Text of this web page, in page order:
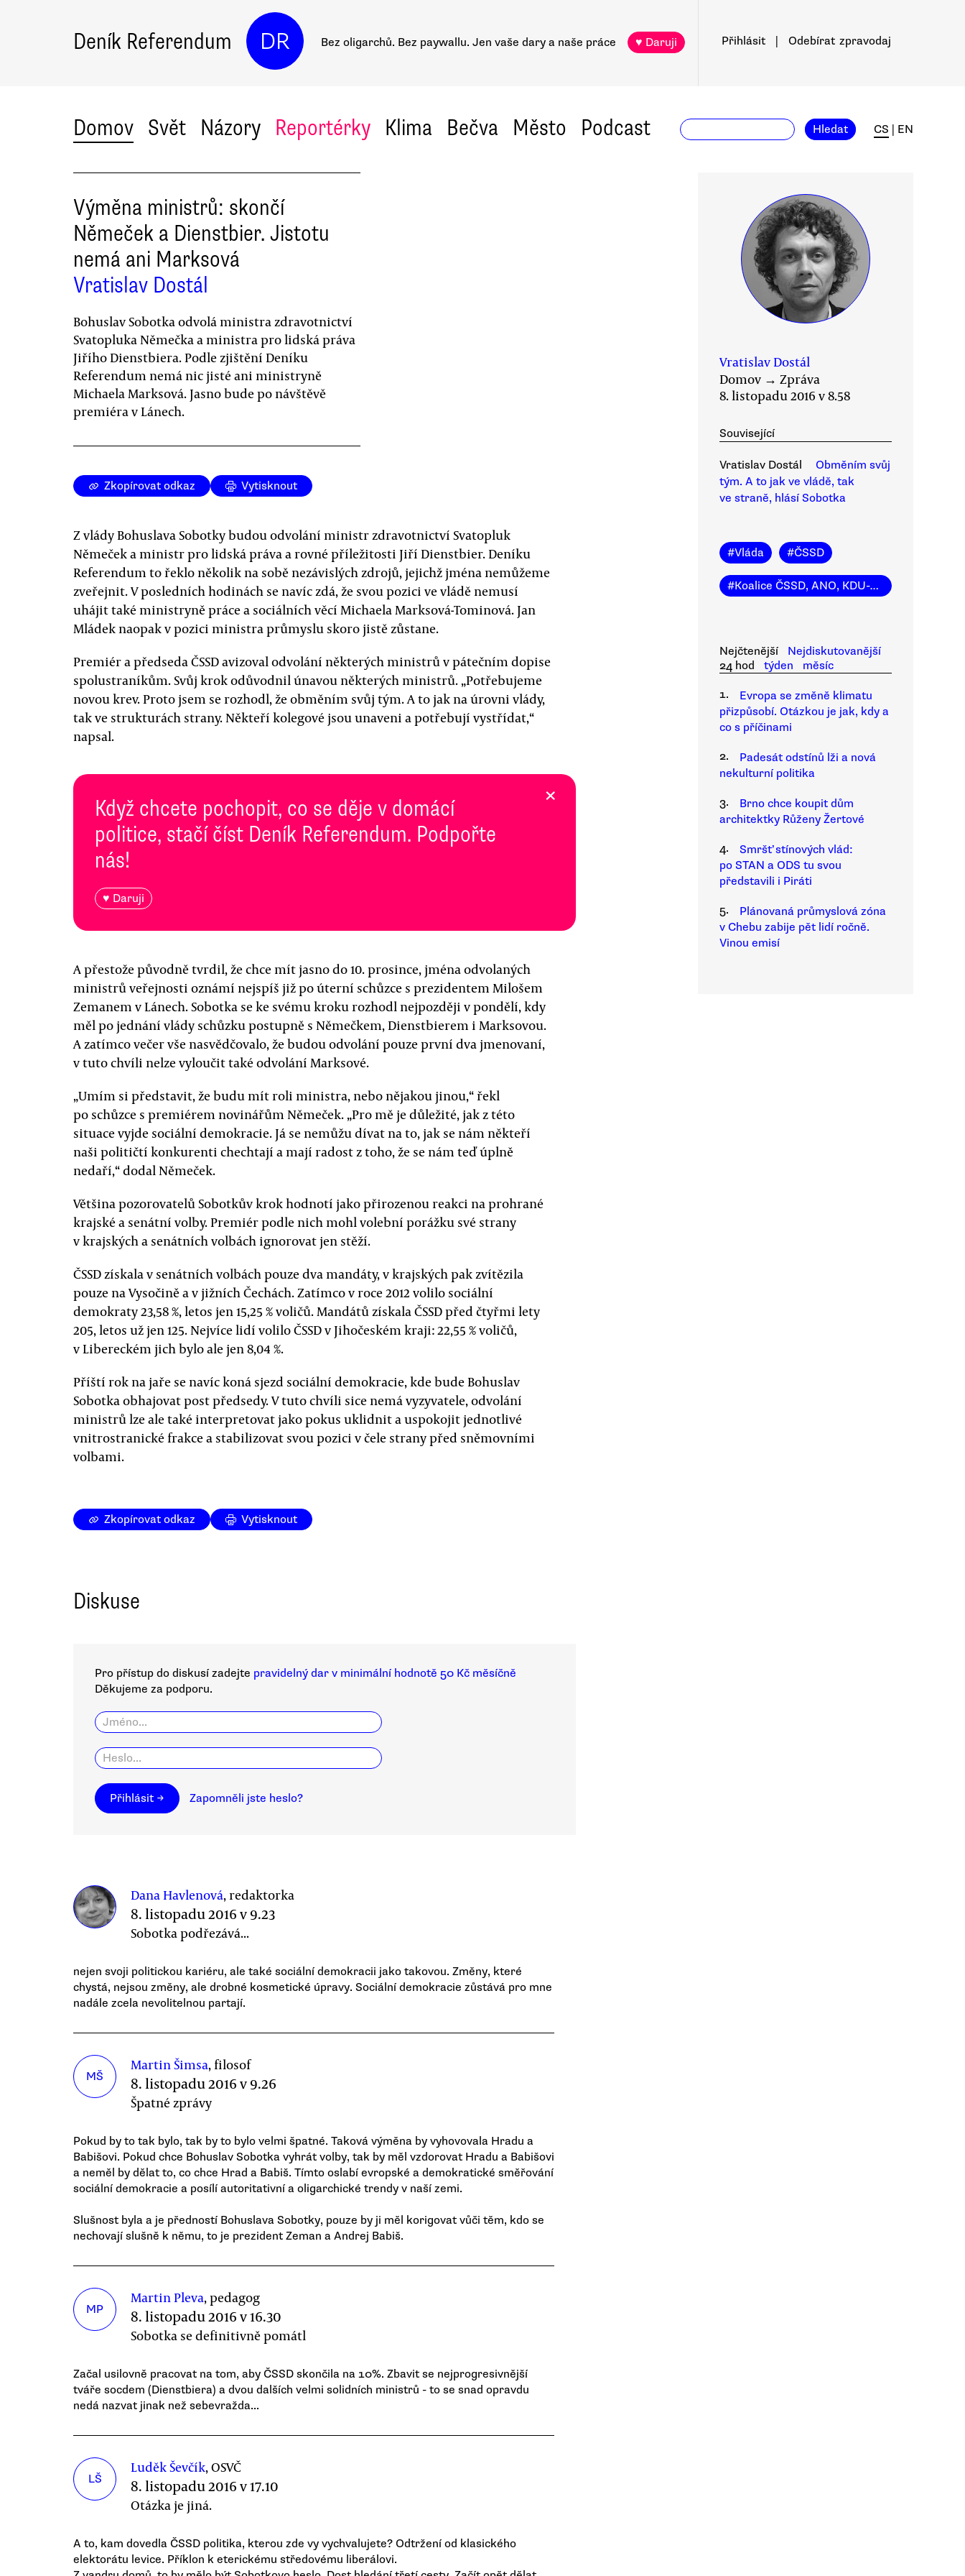
Deník Referendum DR Bez oligarchů. Bez paywallu. Jen vaše dary a naše práce ♥ Daruji Přihlásit Odebírat zpravodaj
Domov Svět Názory Reportérky Klima Bečva Město Podcast Hledat CS EN
Výměna ministrů: skončí
Němeček a Dienstbier. Jistotu
nemá ani Marksová
Vratislav Dostál
Bohuslav Sobotka odvolá ministra zdravotnictví
Svatopluka Němečka a ministra pro lidská práva
Jiřího Dienstbiera. Podle zjištění Deníku
Referendum nemá nic jisté ani ministryně
Michaela Marksová. Jasno bude po návštěvě
premiéra v Lánech.
Zkopírovat odkaz Vytisknout
Z vlády Bohuslava Sobotky budou odvolání ministr zdravotnictví Svatopluk
Němeček a ministr pro lidská práva a rovné příležitosti Jiří Dienstbier. Deníku
Referendum to řeklo několik na sobě nezávislých zdrojů, jejichž jména nemůžeme
zveřejnit. V posledních hodinách se navíc zdá, že svou pozici ve vládě nemusí
uhájit také ministryně práce a sociálních věcí Michaela Marksová-Tominová. Jan
Mládek naopak v pozici ministra průmyslu skoro jistě zůstane.
Premiér a předseda ČSSD avizoval odvolání některých ministrů v pátečním dopise
spolustraníkům. Svůj krok odůvodnil únavou některých ministrů. „Potřebujeme
novou krev. Proto jsem se rozhodl, že obměním svůj tým. A to jak na úrovni vlády,
tak ve strukturách strany. Někteří kolegové jsou unaveni a potřebují vystřídat,“
napsal.
Když chcete pochopit, co se děje v domácí
politice, stačí číst Deník Referendum. Podpořte
nás!
♥ Daruji
×
A přestože původně tvrdil, že chce mít jasno do 10. prosince, jména odvolaných
ministrů veřejnosti oznámí nejspíš již po úterní schůzce s prezidentem Milošem
Zemanem v Lánech. Sobotka se ke svému kroku rozhodl nejpozději v pondělí, kdy
měl po jednání vlády schůzku postupně s Němečkem, Dienstbierem i Marksovou.
A zatímco večer vše nasvědčovalo, že budou odvolání pouze první dva jmenovaní,
v tuto chvíli nelze vyloučit také odvolání Marksové.
„Umím si představit, že budu mít roli ministra, nebo nějakou jinou,“ řekl
po schůzce s premiérem novinářům Němeček. „Pro mě je důležité, jak z této
situace vyjde sociální demokracie. Já se nemůžu dívat na to, jak se nám někteří
naši političtí konkurenti chechtají a mají radost z toho, že se nám teď úplně
nedaří,“ dodal Němeček.
Většina pozorovatelů Sobotkův krok hodnotí jako přirozenou reakci na prohrané
krajské a senátní volby. Premiér podle nich mohl volební porážku své strany
v krajských a senátních volbách ignorovat jen stěží.
ČSSD získala v senátních volbách pouze dva mandáty, v krajských pak zvítězila
pouze na Vysočině a v jižních Čechách. Zatímco v roce 2012 volilo sociální
demokraty 23,58 %, letos jen 15,25 % voličů. Mandátů získala ČSSD před čtyřmi lety
205, letos už jen 125. Nejvíce lidí volilo ČSSD v Jihočeském kraji: 22,55 % voličů,
v Libereckém jich bylo ale jen 8,04 %.
Příští rok na jaře se navíc koná sjezd sociální demokracie, kde bude Bohuslav
Sobotka obhajovat post předsedy. V tuto chvíli sice nemá vyzyvatele, odvolání
ministrů lze ale také interpretovat jako pokus uklidnit a uspokojit jednotlivé
vnitrostranické frakce a stabilizovat svou pozici v čele strany před sněmovními
volbami.
Vratislav Dostál
Domov → Zpráva
8. listopadu 2016 v 8.58
Související
Vratislav Dostál
Obměním svůj
tým. A to jak ve vládě, tak
ve straně, hlásí Sobotka
#Vláda #ČSSD
#Koalice ČSSD, ANO, KDU-ČSL
Nejčtenější
Nejdiskutovanější
24 hod
týden
měsíc
1.
Evropa se změně klimatu
přizpůsobí. Otázkou je jak, kdy a
co s příčinami
2.
Padesát odstínů lži a nová
nekulturní politika
3.
Brno chce koupit dům
architektky Růženy Žertové
4.
Smršť stínových vlád:
po STAN a ODS tu svou
představili i Piráti
5.
Plánovaná průmyslová zóna
v Chebu zabije pět lidí ročně.
Vinou emisí
Zkopírovat odkaz Vytisknout
Diskuse
Pro přístup do diskusí zadejte pravidelný dar v minimální hodnotě 50 Kč měsíčně
Děkujeme za podporu.
Přihlásit → Zapomněli jste heslo?
Dana Havlenová, redaktorka
8. listopadu 2016 v 9.23
Sobotka podřezává...
nejen svoji politickou kariéru, ale také sociální demokracii jako takovou. Změny, které
chystá, nejsou změny, ale drobné kosmetické úpravy. Sociální demokracie zůstává pro mne
nadále zcela nevolitelnou partají.
MŠ
Martin Šimsa, filosof
8. listopadu 2016 v 9.26
Špatné zprávy
Pokud by to tak bylo, tak by to bylo velmi špatné. Taková výměna by vyhovovala Hradu a
Babišovi. Pokud chce Bohuslav Sobotka vyhrát volby, tak by měl vzdorovat Hradu a Babišovi
a neměl by dělat to, co chce Hrad a Babiš. Tímto oslabí evropské a demokratické směřování
sociální demokracie a posílí autoritativní a oligarchické trendy v naší zemi.
Slušnost byla a je předností Bohuslava Sobotky, pouze by ji měl korigovat vůči těm, kdo se
nechovají slušně k němu, to je prezident Zeman a Andrej Babiš.
MP
Martin Pleva, pedagog
8. listopadu 2016 v 16.30
Sobotka se definitivně pomátl
Začal usilovně pracovat na tom, aby ČSSD skončila na 10%. Zbavit se nejprogresivnější
tváře socdem (Dienstbiera) a dvou dalších velmi solidních ministrů - to se snad opravdu
nedá nazvat jinak než sebevražda...
LŠ
Luděk Ševčík, OSVČ
8. listopadu 2016 v 17.10
Otázka je jiná.
A to, kam dovedla ČSSD politika, kterou zde vy vychvalujete? Odtržení od klasického
elektorátu levice. Příklon k eterickému středovému liberálovi.